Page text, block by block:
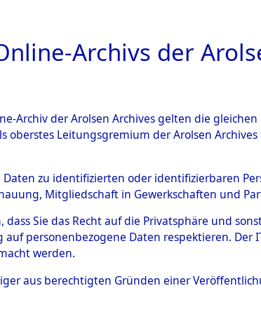
ARCHIVALE ÜBERSICHT
den Orten Rückers -
0036 (84601013)
Archivs der
Archiv der Arolsen Archives gelten die
oberstes Leitungsgremium der Arolsen
zu identifizierten oder identifizierbaren
Mitgliedschaft in Gewerkschaften und
Sie das Recht auf die Privatsphäre und
personenbezogene Daten respektieren.
werden.
aus berechtigten Gründen einer